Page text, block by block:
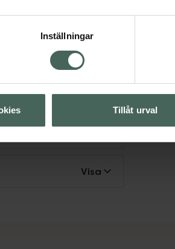
Inställningar
Tillåt urval
Sheet mask
Visa
Visa